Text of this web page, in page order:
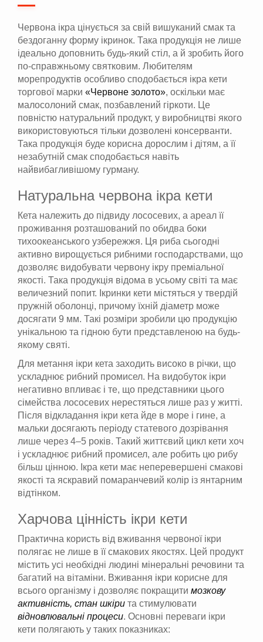
Червона ікра цінується за свій вишуканий смак та
бездоганну форму ікринок. Така продукція не лише
ідеально доповнить будь-який стіл, а й зробить його
по-справжньому святковим. Любителям
морепродуктів особливо сподобається ікра кети
торгової марки «Червоне золото», оскільки має
малосолоний смак, позбавлений гіркоти. Це
повністю натуральний продукт, у виробництві якого
використовуються тільки дозволені консерванти.
Така продукція буде корисна дорослим і дітям, а її
незабутній смак сподобається навіть
найвибагливішому гурману.
Натуральна червона ікра кети
Кета належить до підвиду лососевих, а ареал її
проживання розташований по обидва боки
тихоокеанського узбережжя. Ця риба сьогодні
активно вирощується рибними господарствами, що
дозволяє видобувати червону ікру преміальної
якості. Така продукція відома в усьому світі та має
величезний попит. Ікринки кети містяться у твердій
пружній оболонці, причому їхній діаметр може
досягати 9 мм. Такі розміри зробили цю продукцію
унікальною та гідною бути представленою на будь-
якому святі.
Для метання ікри кета заходить високо в річки, що
ускладнює рибний промисел. На видобуток ікри
негативно впливає і те, що представники цього
сімейства лососевих нерестяться лише раз у житті.
Після відкладання ікри кета йде в море і гине, а
мальки досягають періоду статевого дозрівання
лише через 4–5 років. Такий життєвий цикл кети хоч
і ускладнює рибний промисел, але робить цю рибу
більш цінною. Ікра кети має неперевершені смакові
якості та яскравий помаранчевий колір із янтарним
відтінком.
Харчова цінність ікри кети
Практична користь від вживання червоної ікри
полягає не лише в її смакових якостях. Цей продукт
містить усі необхідні людині мінеральні речовини та
багатий на вітаміни. Вживання ікри корисне для
всього організму і дозволяє покращити мозкову
активність, стан шкіри та стимулювати
відновлювальні процеси. Основні переваги ікри
кети полягають у таких показниках: